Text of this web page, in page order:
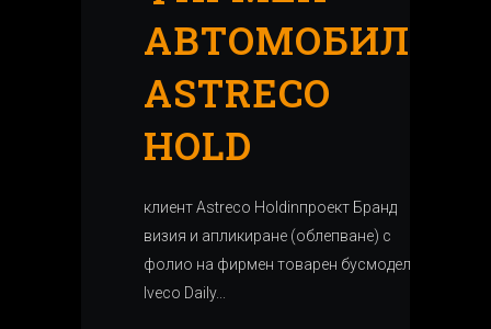
АВТОМОБИЛ
ASTRECO
HOLD
клиент Astreco Holdinпроект Бранд
визия и апликиране (облепване) с
фолио на фирмен товарен бусмодел
Iveco Daily...